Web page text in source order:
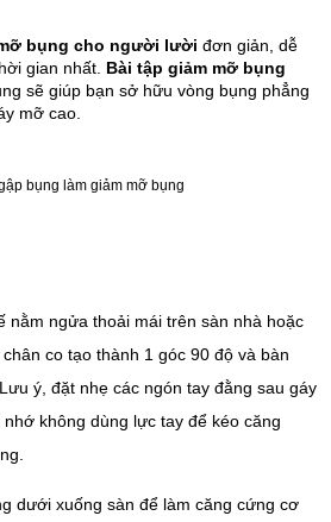
bụng cho người lười đơn giản, dễ
gian nhất. Bài tập giảm mỡ bụng
sẽ giúp bạn sở hữu vòng bụng phẳng
mỡ cao.
nằm ngửa thoải mái trên sàn nhà hoặc
co tạo thành 1 góc 90 độ và bàn
ý, đặt nhẹ các ngón tay đằng sau gáy
không dùng lực tay để kéo căng
dưới xuống sàn để làm căng cứng cơ